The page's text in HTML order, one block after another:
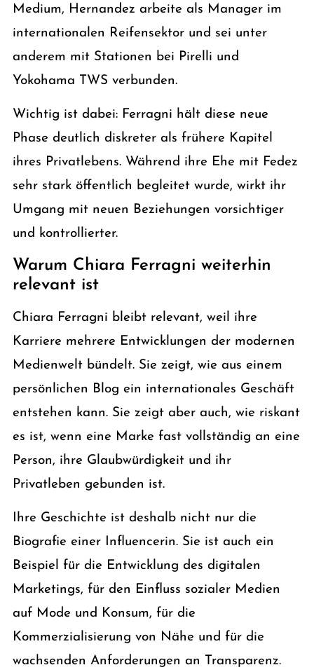
Medium, Hernandez arbeite als Manager im
internationalen Reifensektor und sei unter
anderem mit Stationen bei Pirelli und
Yokohama TWS verbunden.
Wichtig ist dabei: Ferragni hält diese neue
Phase deutlich diskreter als frühere Kapitel
ihres Privatlebens. Während ihre Ehe mit Fedez
sehr stark öffentlich begleitet wurde, wirkt ihr
Umgang mit neuen Beziehungen vorsichtiger
und kontrollierter.
Warum Chiara Ferragni weiterhin
relevant ist
Chiara Ferragni bleibt relevant, weil ihre
Karriere mehrere Entwicklungen der modernen
Medienwelt bündelt. Sie zeigt, wie aus einem
persönlichen Blog ein internationales Geschäft
entstehen kann. Sie zeigt aber auch, wie riskant
es ist, wenn eine Marke fast vollständig an eine
Person, ihre Glaubwürdigkeit und ihr
Privatleben gebunden ist.
Ihre Geschichte ist deshalb nicht nur die
Biografie einer Influencerin. Sie ist auch ein
Beispiel für die Entwicklung des digitalen
Marketings, für den Einfluss sozialer Medien
auf Mode und Konsum, für die
Kommerzialisierung von Nähe und für die
wachsenden Anforderungen an Transparenz.